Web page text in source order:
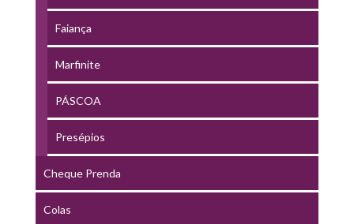
Faiança
Marfinite
PÁSCOA
Presépios
Cheque Prenda
Colas